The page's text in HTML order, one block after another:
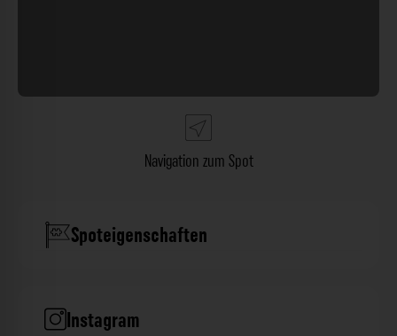
Navigation zum Spot
Spoteigenschaften
Instagram